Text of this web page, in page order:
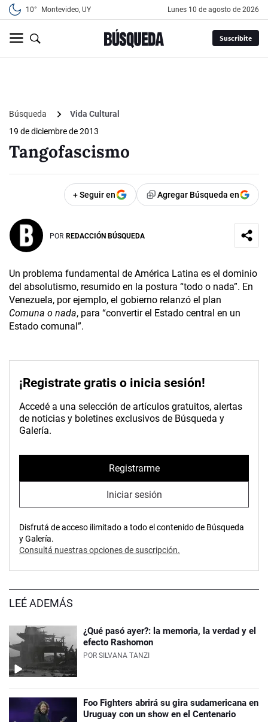
10° Montevideo, UY lunes 10 de agosto de 2026
Suscribite
Búsqueda
Vida Cultural
19 de diciembre de 2013
Tangofascismo
+ Seguir en Agregar Búsqueda en
POR REDACCIÓN BÚSQUEDA
Un problema fundamental de América Latina es el dominio
del absolutismo, resumido en la postura “todo o nada”. En
Venezuela, por ejemplo, el gobierno relanzó el plan
Comuna o nada, para “convertir el Estado central en un
Estado comunal”.
¡Registrate gratis o inicia sesión!
Accedé a una selección de artículos gratuitos, alertas
de noticias y boletines exclusivos de Búsqueda y
Galería.
Registrarme
Iniciar sesión
Disfrutá de acceso ilimitado a todo el contenido de Búsqueda
y Galería.
Consultá nuestras opciones de suscripción.
LEÉ ADEMÁS
¿Qué pasó ayer?: la memoria, la verdad y el
efecto Rashomon
POR SILVANA TANZI
Foo Fighters abrirá su gira sudamericana en
Uruguay con un show en el Centenario